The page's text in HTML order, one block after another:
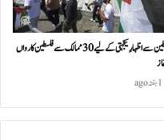
فلسطین سے اظہارِ یکجہتی کے لیے 30 ممالک سے فلسطین کارواں
1 ہفتہ ago